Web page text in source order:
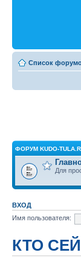
Список
ФОРУМ KUDO-
Для
ВХОД
Имя пользователя:
КТО